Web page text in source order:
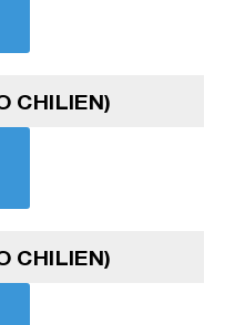
CHILIEN)
CHILIEN)